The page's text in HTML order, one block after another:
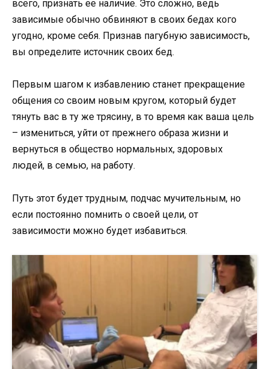
всего, признать ее наличие. Это сложно, ведь
зависимые обычно обвиняют в своих бедах кого
угодно, кроме себя. Признав пагубную зависимость,
вы определите источник своих бед.
Первым шагом к избавлению станет прекращение
общения со своим новым кругом, который будет
тянуть вас в ту же трясину, в то время как ваша цель
– измениться, уйти от прежнего образа жизни и
вернуться в общество нормальных, здоровых
людей, в семью, на работу.
Путь этот будет трудным, подчас мучительным, но
если постоянно помнить о своей цели, от
зависимости можно будет избавиться.